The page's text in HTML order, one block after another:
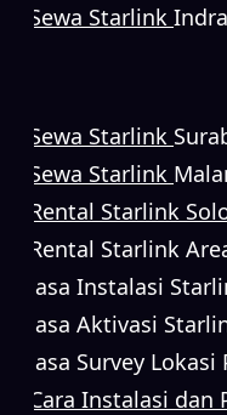
Sewa Starlink
Sewa Starlink
Sewa Starlink
Rental Starlink
Rental Starlink
Jasa Instalasi
Jasa Aktivasi
Jasa Survey
Cara Instalasi